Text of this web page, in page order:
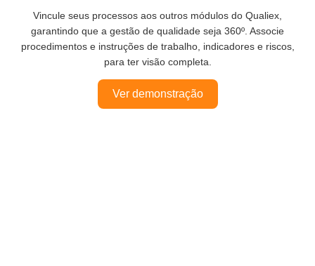
Vincule seus processos aos outros módulos do Qualiex
garantindo que a gestão de qualidade seja 360º. Associe
procedimentos e instruções de trabalho, indicadores e riscos,
para ter visão completa.
Ver demonstração